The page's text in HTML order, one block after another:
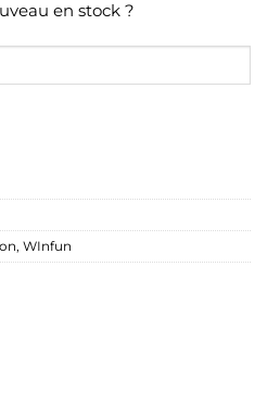
en stock ?
, WInfun